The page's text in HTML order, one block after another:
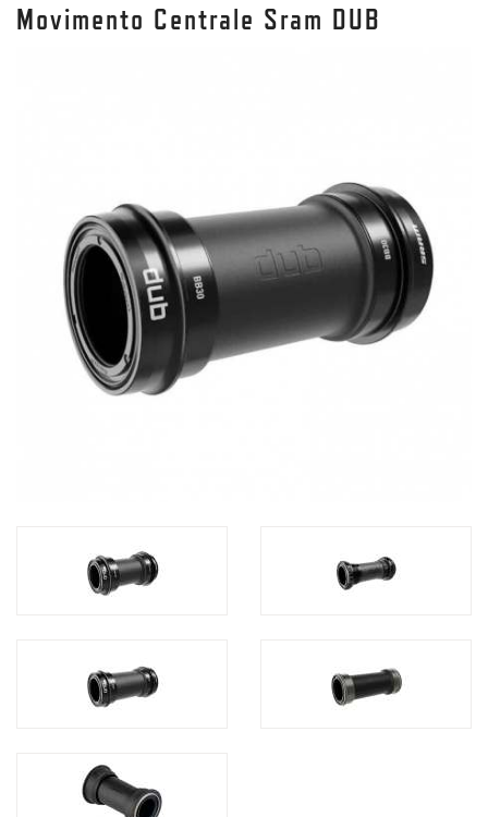
Movimento Centrale Sram DUB